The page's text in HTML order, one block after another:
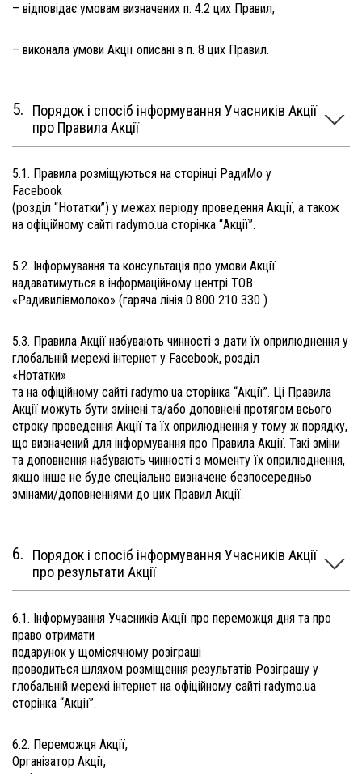
– відповідає умовам визначених п. 4.2 цих Правил;
– виконала умови Акції описані в п. 8 цих Правил.
Порядок і спосіб інформування Учасників Акції
про Правила Акції
5.1. Правила розміщуються на сторінці РадиМо у
Facebook
(розділ “Нотатки”) у межах періоду проведення Акції, а також
на офіційному сайті radymo.ua сторінка “Акції”.
5.2. Інформування та консультація про умови Акції
надаватимуться в інформаційному центрі ТОВ
«Радивилівмолоко» (гаряча лінія 0 800 210 330 )
5.3. Правила Акції набувають чинності з дати їх оприлюднення у
глобальній мережі інтернет у Facebook, розділ
«Нотатки»
та на офіційному сайті radymo.ua сторінка “Акції”. Ці Правила
Акції можуть бути змінені та/або доповнені протягом всього
строку проведення Акції та їх оприлюднення у тому ж порядку,
що визначений для інформування про Правила Акції. Такі зміни
та доповнення набувають чинності з моменту їх оприлюднення,
якщо інше не буде спеціально визначене безпосередньо
змінами/доповненнями до цих Правил Акції.
Порядок і спосіб інформування Учасників Акції
про результати Акції
6.1. Інформування Учасників Акції про переможця дня та про
право отримати
подарунок у щомісячному розіграші
проводиться шляхом розміщення результатів Розіграшу у
глобальній мережі інтернет на офіційному сайті radymo.ua
сторінка “Акції”.
6.2. Переможця Акції,
Організатор Акції,